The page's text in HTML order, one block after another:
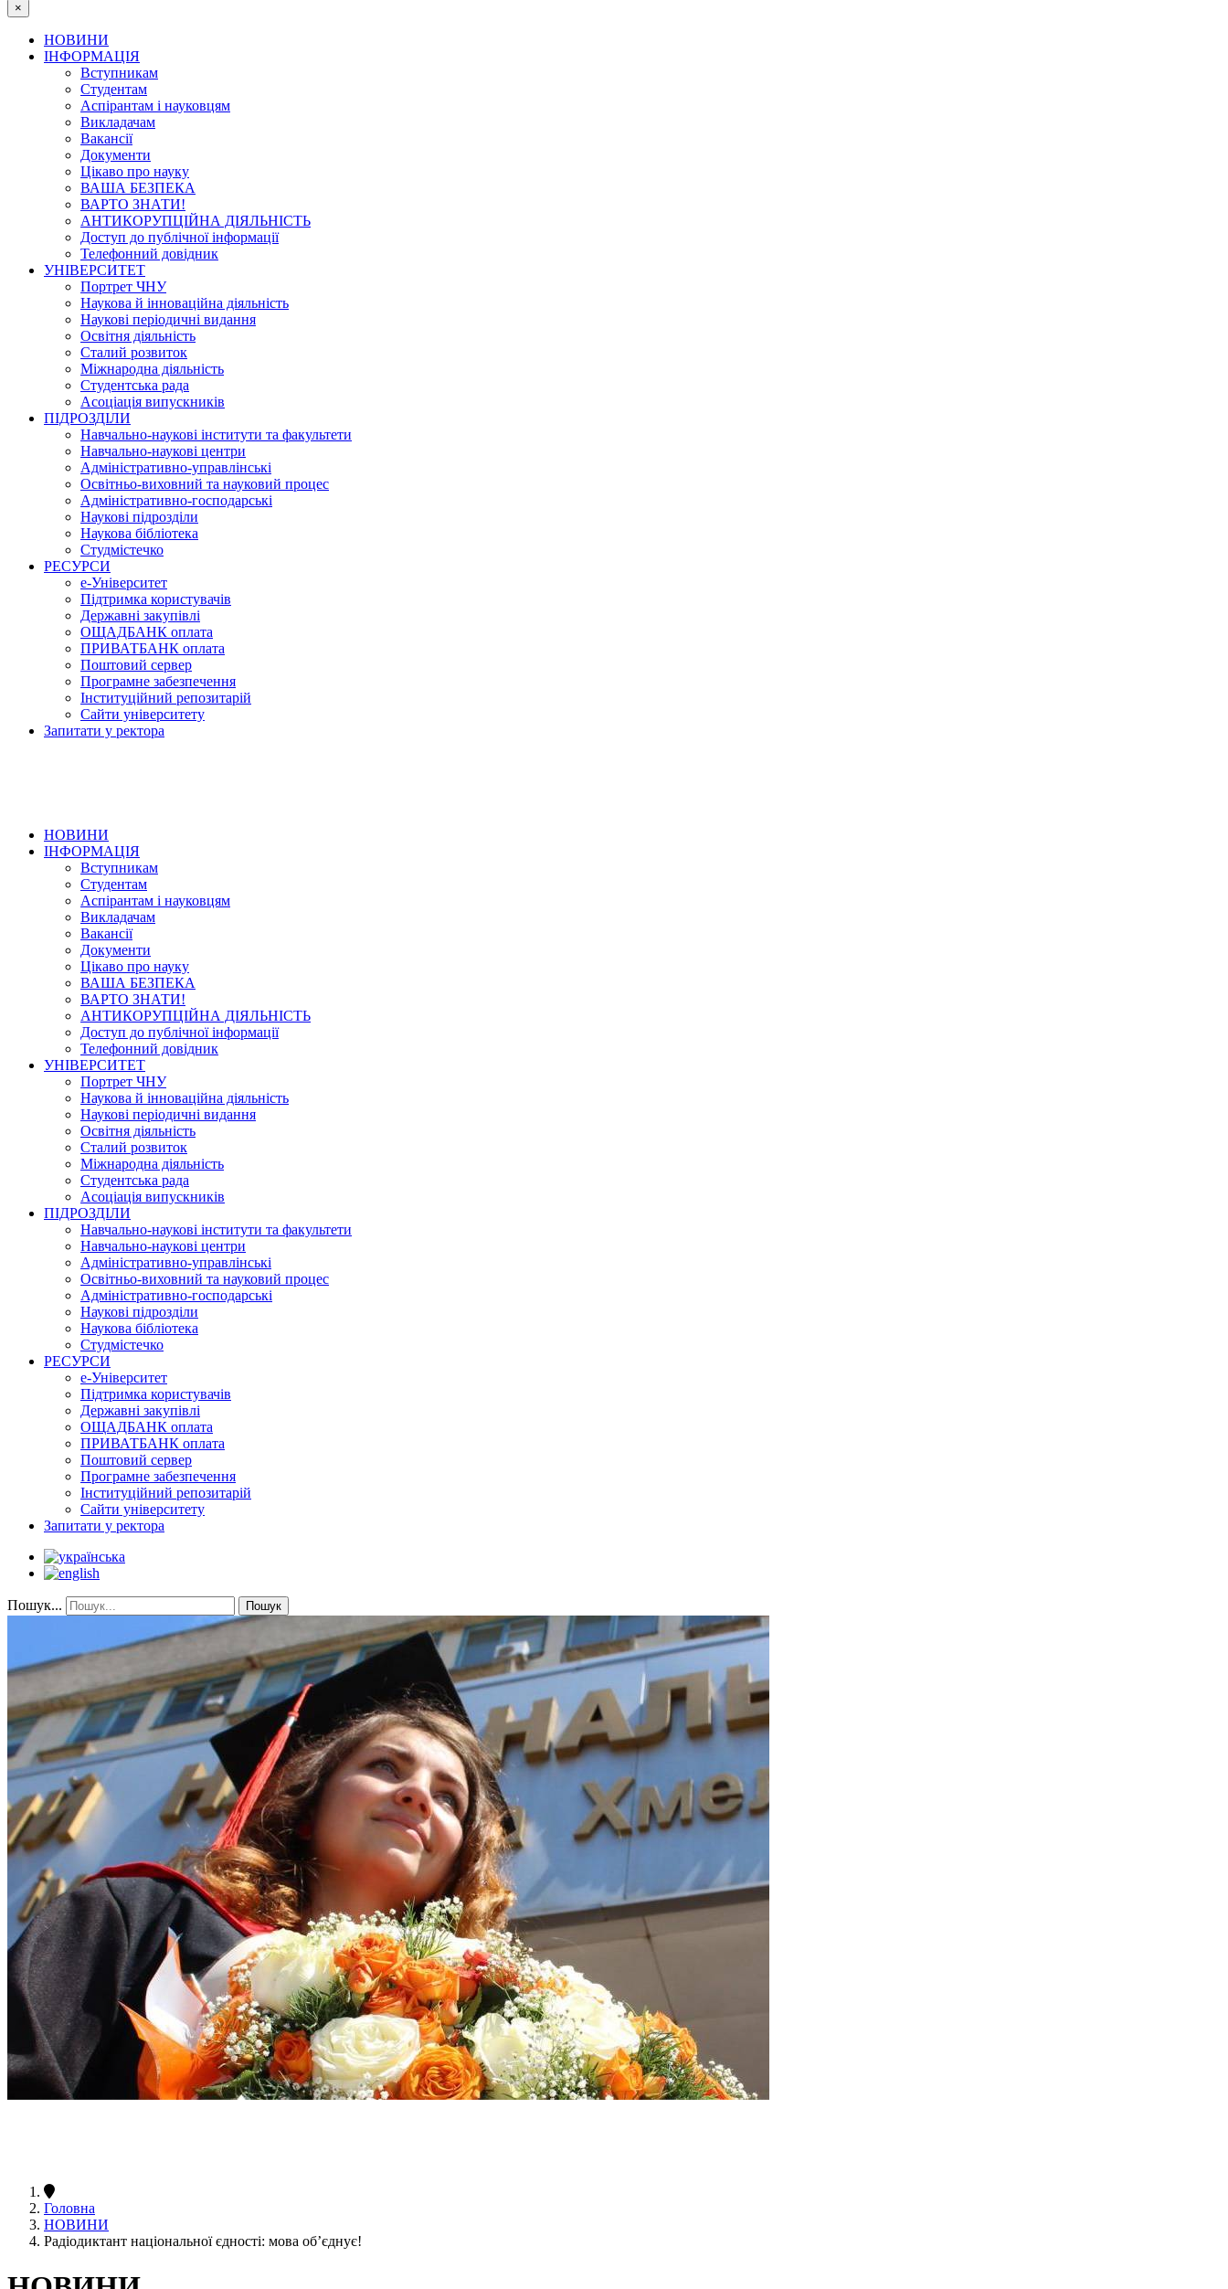
×
НОВИНИ
ІНФОРМАЦІЯ
Вступникам
Студентам
Аспірантам і науковцям
Викладачам
Вакансії
Документи
Цікаво про науку
ВАША БЕЗПЕКА
ВАРТО ЗНАТИ!
АНТИКОРУПЦІЙНА ДІЯЛЬНІСТЬ
Доступ до публічної інформації
Телефонний довідник
УНІВЕРСИТЕТ
Портрет ЧНУ
Наукова й інноваційна діяльність
Наукові періодичні видання
Освітня діяльність
Сталий розвиток
Міжнародна діяльність
Студентська рада
Асоціація випускників
ПІДРОЗДІЛИ
Навчально-наукові інститути та факультети
Навчально-наукові центри
Адміністративно-управлінські
Освітньо-виховний та науковий процес
Адміністративно-господарські
Наукові підрозділи
Наукова бібліотека
Студмістечко
РЕСУРСИ
е-Університет
Підтримка користувачів
Державні закупівлі
ОЩАДБАНК оплата
ПРИВАТБАНК оплата
Поштовий сервер
Програмне забезпечення
Інституційний репозитарій
Сайти університету
Запитати у ректора
НОВИНИ
ІНФОРМАЦІЯ
Вступникам
Студентам
Аспірантам і науковцям
Викладачам
Вакансії
Документи
Цікаво про науку
ВАША БЕЗПЕКА
ВАРТО ЗНАТИ!
АНТИКОРУПЦІЙНА ДІЯЛЬНІСТЬ
Доступ до публічної інформації
Телефонний довідник
УНІВЕРСИТЕТ
Портрет ЧНУ
Наукова й інноваційна діяльність
Наукові періодичні видання
Освітня діяльність
Сталий розвиток
Міжнародна діяльність
Студентська рада
Асоціація випускників
ПІДРОЗДІЛИ
Навчально-наукові інститути та факультети
Навчально-наукові центри
Адміністративно-управлінські
Освітньо-виховний та науковий процес
Адміністративно-господарські
Наукові підрозділи
Наукова бібліотека
Студмістечко
РЕСУРСИ
е-Університет
Підтримка користувачів
Державні закупівлі
ОЩАДБАНК оплата
ПРИВАТБАНК оплата
Поштовий сервер
Програмне забезпечення
Інституційний репозитарій
Сайти університету
Запитати у ректора
Пошук... Пошук
Головна
НОВИНИ
Радіодиктант національної єдності: мова об’єднує!